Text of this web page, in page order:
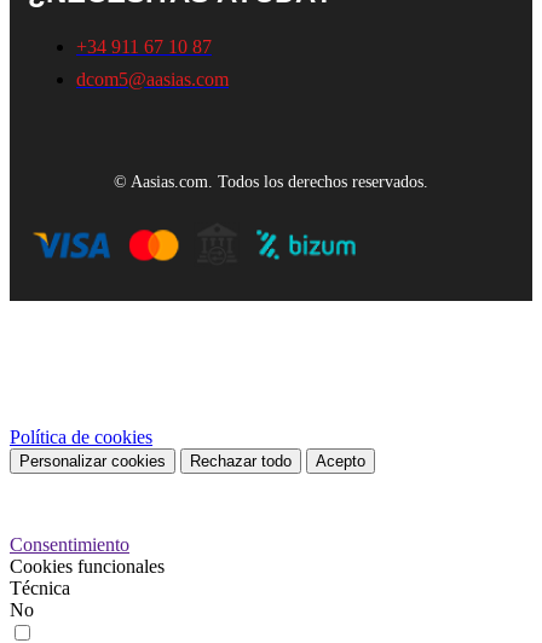
+34 911 67 10 87
dcom5@aasias.com
© Aasias.com. Todos los derechos reservados.
Política de cookies
Personalizar cookies Rechazar todo Acepto
Consentimiento
Cookies funcionales
Técnica
No